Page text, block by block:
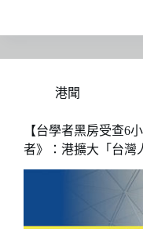
港聞
【台學者黑房受查6
者》：港擴大「台灣